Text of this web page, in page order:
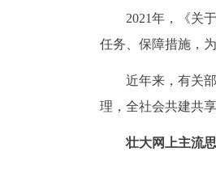
2021年，《关
任务、保障措施，
近年来，有关
理，全社会共建共
壮大网上主流